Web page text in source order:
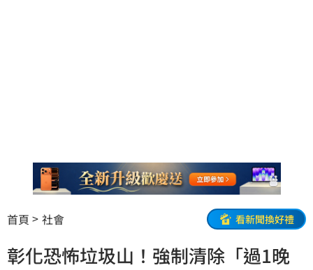
首頁 社會 看新聞換好禮
彰化恐怖垃圾山！強制清除「過1晚